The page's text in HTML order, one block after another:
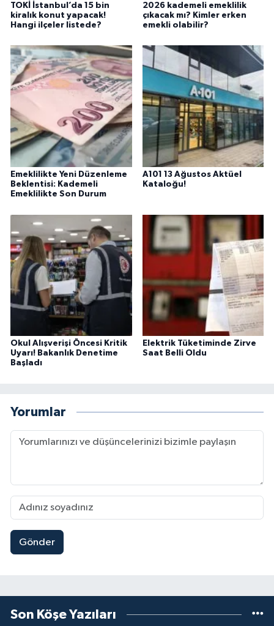
TOKİ İstanbul’da 15 bin
kiralık konut yapacak!
Hangi ilçeler listede?
2026 kademeli emeklilik
çıkacak mı? Kimler erken
emekli olabilir?
Emeklilikte Yeni Düzenleme
Beklentisi: Kademeli
Emeklilikte Son Durum
A101 13 Ağustos Aktüel
Kataloğu!
Okul Alışverişi Öncesi Kritik
Uyarı! Bakanlık Denetime
Başladı
Elektrik Tüketiminde Zirve
Saat Belli Oldu
Yorumlar
Gönder
Son Köşe Yazıları